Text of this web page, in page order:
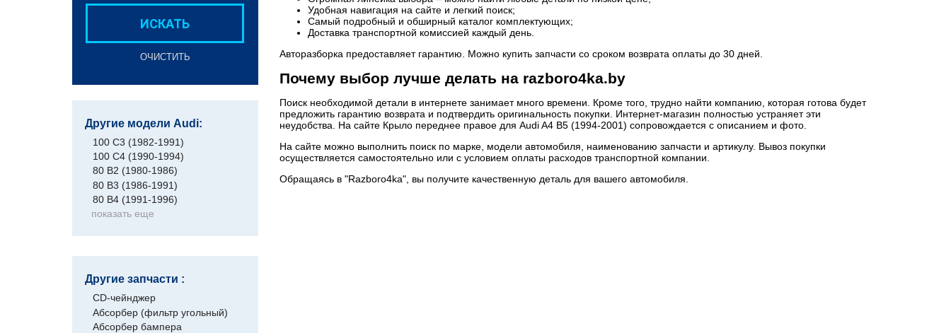
ИСКАТЬ
ОЧИСТИТЬ
Другие модели Audi:
100 C3 (1982-1991)
100 C4 (1990-1994)
80 B2 (1980-1986)
80 B3 (1986-1991)
80 B4 (1991-1996)
показать еще
Другие запчасти :
CD-чейнджер
Абсорбер (фильтр угольный)
Абсорбер бампера
Удобная навигация на сайте и легкий поиск;
Самый подробный и обширный каталог комплектующих;
Доставка транспортной комиссией каждый день.
Авторазборка предоставляет гарантию. Можно купить запчасти со сроком возврата оплаты до 30 дней.
Почему выбор лучше делать на razboro4ka.by
Поиск необходимой детали в интернете занимает много времени. Кроме того, трудно найти компанию, которая готова будет
предложить гарантию возврата и подтвердить оригинальность покупки. Интернет-магазин полностью устраняет эти
неудобства. На сайте Крыло переднее правое для Audi A4 B5 (1994-2001) сопровождается с описанием и фото.
На сайте можно выполнить поиск по марке, модели автомобиля, наименованию запчасти и артикулу. Вывоз покупки
осуществляется самостоятельно или с условием оплаты расходов транспортной компании.
Обращаясь в "Razboro4ka", вы получите качественную деталь для вашего автомобиля.